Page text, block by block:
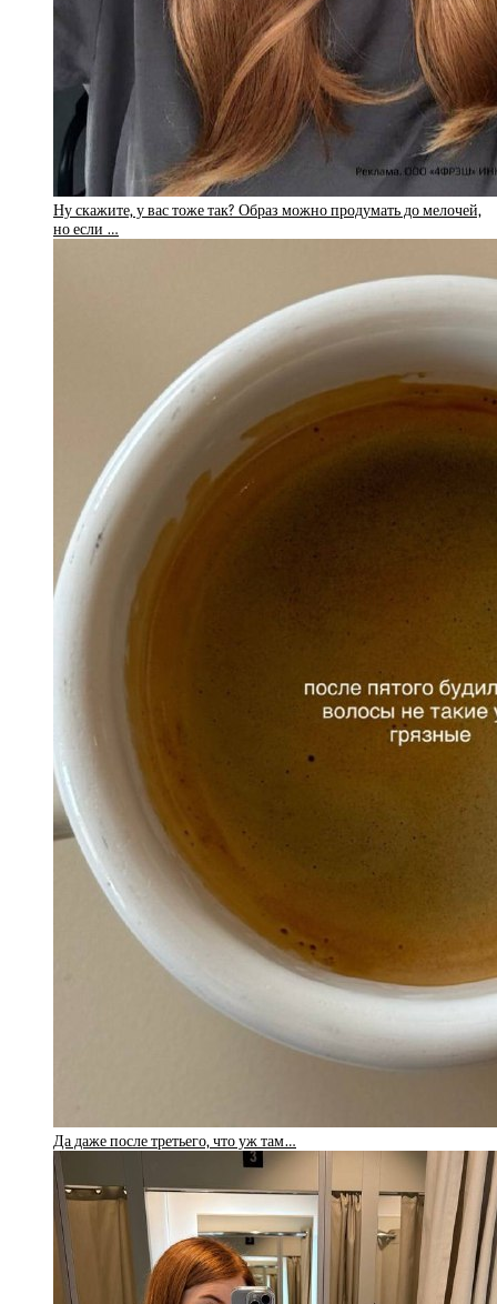
Ну скажите, у вас тоже так? Образ можно продумать до мелочей,
но если …
Да даже после третьего, что уж там…